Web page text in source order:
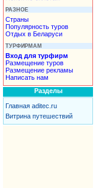
РАЗНОЕ
Страны
Популярность туров
Отдых в Беларуси
ТУРФИРМАМ
Вход для турфирм
Размещение туров
Размещение рекламы
Написать нам
Разделы
Главная aditec.ru
Витрина путешествий